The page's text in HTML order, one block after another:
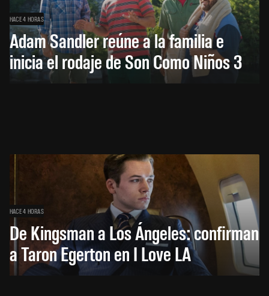
HACE 4 HORAS
Adam Sandler reúne a la familia e
inicia el rodaje de Son Como Niños 3
HACE 4 HORAS
De Kingsman a Los Ángeles: confirman
a Taron Egerton en I Love LA